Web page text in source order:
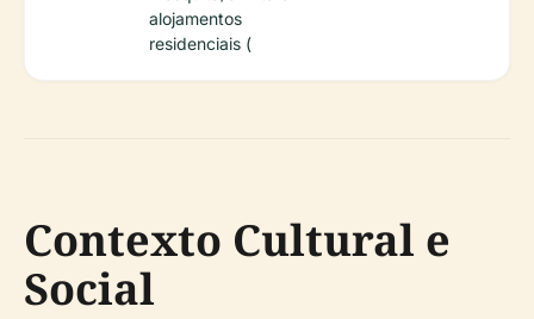
alojamentos
residenciais (
Contexto Cultural e
Social